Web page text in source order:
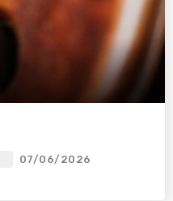
07/06/2026